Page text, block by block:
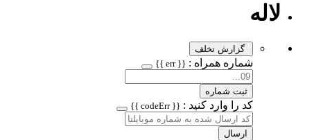
لاله
گزارش تخلف
شماره همراه : {{ err }}
ثبت شماره
کد را وارد کنید : {{ codeErr }}
ارسال